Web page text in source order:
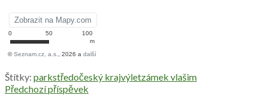
Štítky: parkstředočeský krajvýletzámek vlašim
Předchozí příspěvek